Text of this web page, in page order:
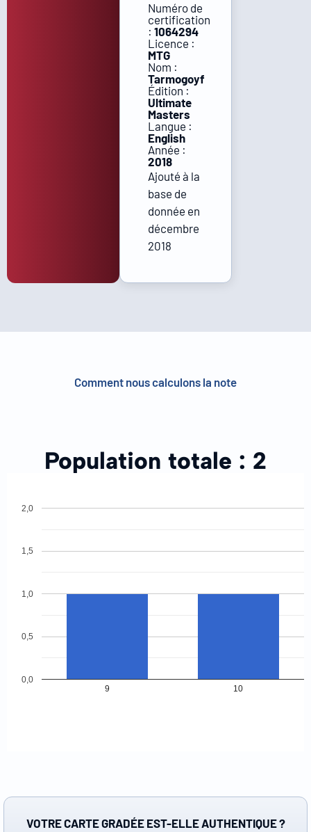
Numéro de
certification
: 1064294
Licence :
MTG
Nom :
Tarmogoyf
Édition :
Ultimate
Masters
Langue :
English
Année :
2018
Ajouté à la
base de
donnée en
décembre
2018
Comment nous calculons la note
Population totale : 2
9 10
0,0
0,5
1,0
1,5
2,0
VOTRE CARTE GRADÉE EST-ELLE AUTHENTIQUE ?